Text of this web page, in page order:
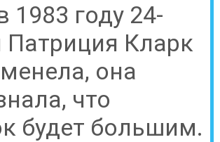
1983 году 24-
Патриция Кларк
она
что
будет большим.